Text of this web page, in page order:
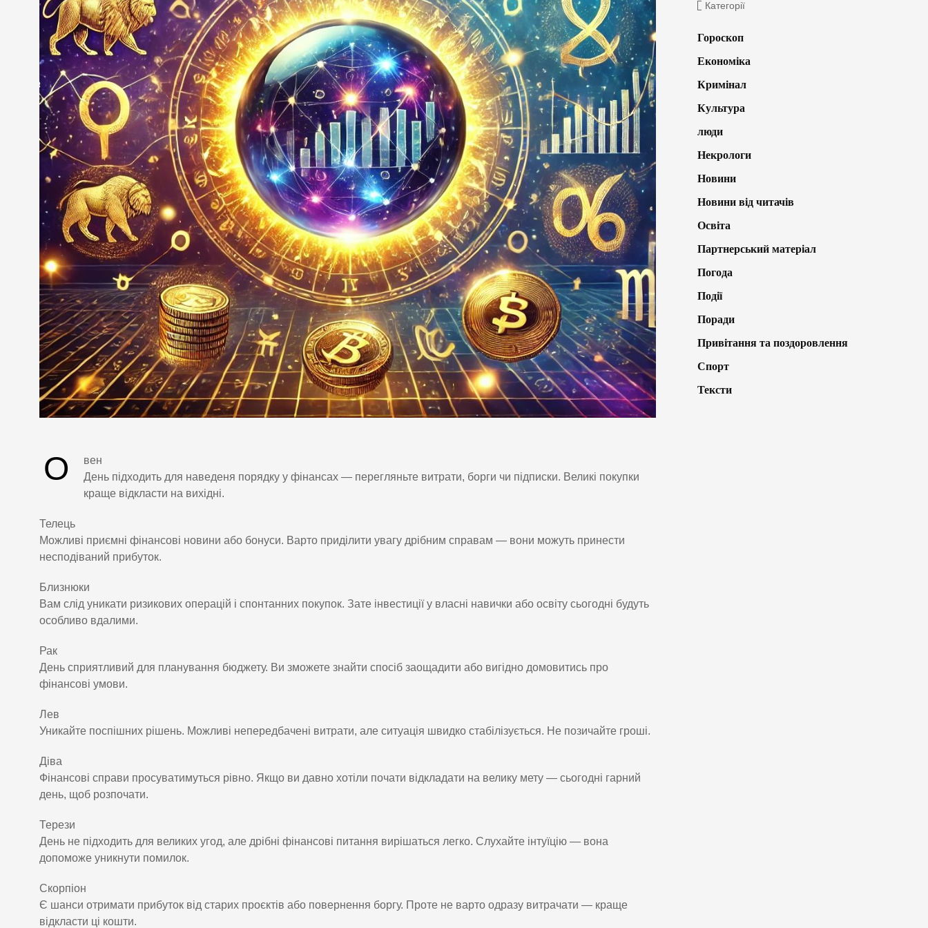
О
вен
День підходить для наведеня порядку у фінансах — перегляньте витрати, борги чи підписки. Великі покупки
краще відкласти на вихідні.
Телець
Можливі приємні фінансові новини або бонуси. Варто приділити увагу дрібним справам — вони можуть принести
несподіваний прибуток.
Близнюки
Вам слід уникати ризикових операцій і спонтанних покупок. Зате інвестиції у власні навички або освіту сьогодні будуть
особливо вдалими.
Рак
День сприятливий для планування бюджету. Ви зможете знайти спосіб заощадити або вигідно домовитись про
фінансові умови.
Лев
Уникайте поспішних рішень. Можливі непередбачені витрати, але ситуація швидко стабілізується. Не позичайте гроші.
Діва
Фінансові справи просуватимуться рівно. Якщо ви давно хотіли почати відкладати на велику мету — сьогодні гарний
день, щоб розпочати.
Терези
День не підходить для великих угод, але дрібні фінансові питання вирішаться легко. Слухайте інтуїцію — вона
допоможе уникнути помилок.
Скорпіон
Є шанси отримати прибуток від старих проєктів або повернення боргу. Проте не варто одразу витрачати — краще
відкласти ці кошти.
Категорії
Гороскоп
Економіка
Кримінал
Культура
люди
Некрологи
Новини
Новини від читачів
Освіта
Партнерський матеріал
Погода
Події
Поради
Привітання та поздоровлення
Спорт
Тексти